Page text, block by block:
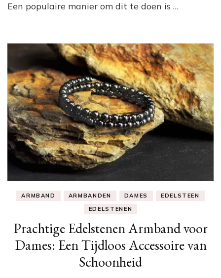
Een populaire manier om dit te doen is …
ARMBAND ARMBANDEN DAMES
EDELSTEEN
EDELSTENEN
Prachtige Edelstenen Armband voor
Dames: Een Tijdloos Accessoire van
Schoonheid